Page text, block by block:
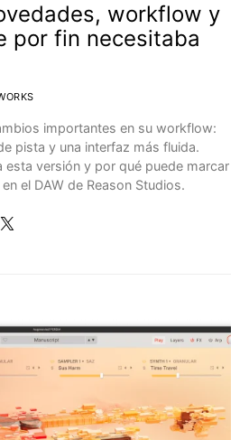
workflow y
por fin necesitaba
importantes en su workflow:
pista y una interfaz más fluida.
esta versión y por qué puede marcar
el DAW de Reason Studios.